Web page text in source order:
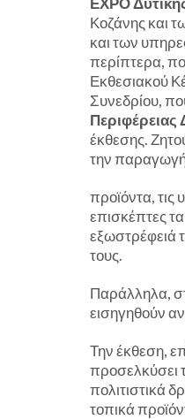
Κοζάνης και
και των
περίπτερα,
Εκθεσιακού
Συνεδρίου,
Περιφέρειας
έκθεσης.
την παραγωγή
προϊόντα, τις
επισκέπτες τα
εξωστρέφειά
τους.
Παράλληλα,
εισηγηθούν
Την έκθεση,
προσελκύσει
πολιτιστικά
τοπικά